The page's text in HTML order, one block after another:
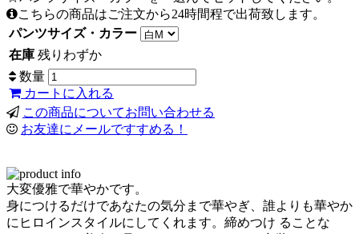
こちらの商品はご注文から24時間程で出荷致します。
パンツサイズ・カラー
在庫 残りわずか
数量
カートに入れる
この商品についてお問い合わせる
お友達にメールですすめる！
大変優雅で華やかです。
身につけるだけであなたの気分まで華やぎ、誰よりも華やか
にヒロインスタイルにしてくれます。締めつけ ることな